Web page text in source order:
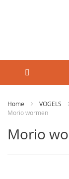
Home VOGELS
Morio wormen
Morio